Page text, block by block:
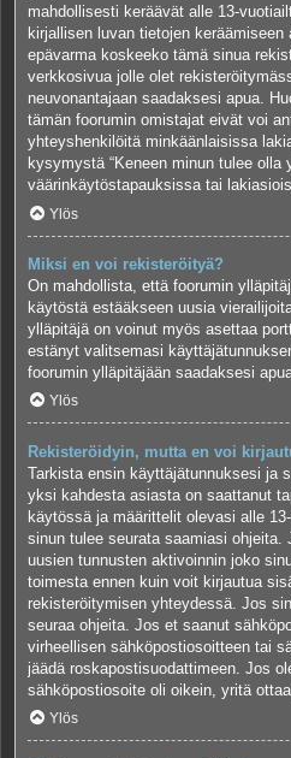
mahdollisesti keräävät alle 13-
kirjallisen luvan tietojen
epävarma koskeeko tämä sinua
verkkosivua jolle olet
neuvonantajaan saadaksesi apua.
tämän foorumin omistajat eivät voi
yhteyshenkilöitä minkäänlaisissa
kysymystä “Keneen minun tulee olla
väärinkäytöstapauksissa tai
Ylös
Miksi en voi rekisteröityä?
On mahdollista, että foorumin
käytöstä estääkseen uusia
ylläpitäjä on voinut myös asettaa
estänyt valitsemasi
foorumin ylläpitäjään saadaksesi
Ylös
Rekisteröidyin, mutta en voi
Tarkista ensin käyttäjätunnuksesi ja
yksi kahdesta asiasta on saattanut
käytössä ja määrittelit olevasi alle
sinun tulee seurata saamiasi
uusien tunnusten aktivoinnin joko
toimesta ennen kuin voit kirjautua
rekisteröitymisen yhteydessä. Jos
seuraa ohjeita. Jos et saanut
virheellisen sähköpostiosoitteen tai
jäädä roskapostisuodattimeen. Jos
sähköpostiosoite oli oikein, yritä
Ylös